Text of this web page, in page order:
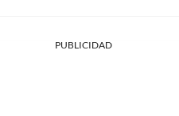
PUBLICIDAD